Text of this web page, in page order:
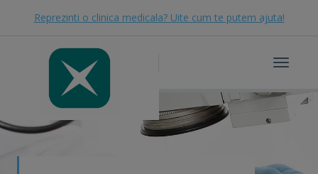
Reprezinti o clinica medicala? Uite cum te putem ajuta!
Toggle